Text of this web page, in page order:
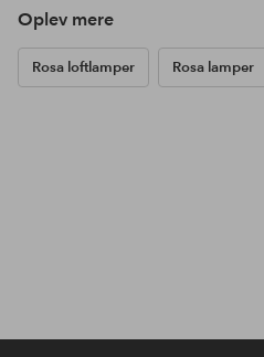
Oplev mere
Rosa loftlamper Rosa lamper